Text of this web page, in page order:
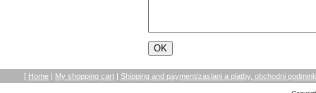
[ Home | My shopping cart | Shipping and payment/zaslani a platby, obchodni